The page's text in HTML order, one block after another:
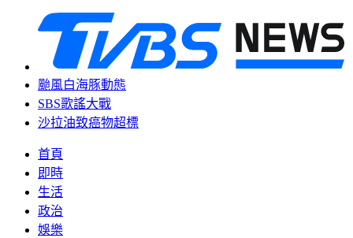
颱風白海豚動態
SBS歌謠大戰
沙拉油致癌物超標
首頁
即時
生活
政治
娛樂